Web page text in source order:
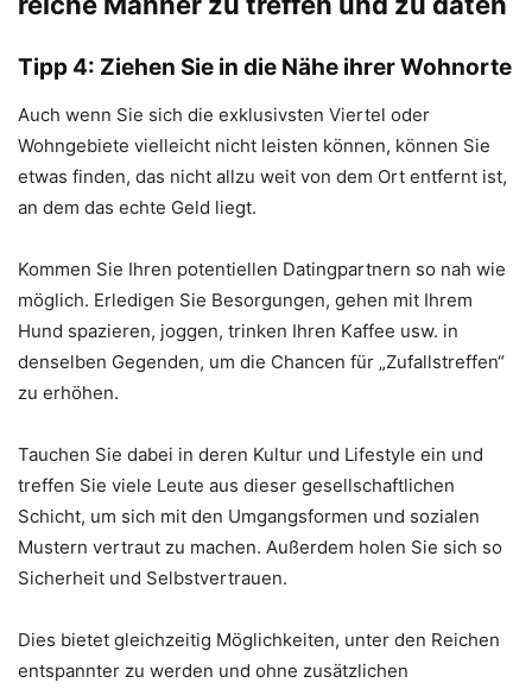
Tipp 4: Ziehen Sie in die Nähe ihrer Wohnorte
Auch wenn Sie sich die exklusivsten Viertel oder
Wohngebiete vielleicht nicht leisten können, können Sie
etwas finden, das nicht allzu weit von dem Ort entfernt ist,
an dem das echte Geld liegt.
Kommen Sie Ihren potentiellen Datingpartnern so nah wie
möglich. Erledigen Sie Besorgungen, gehen mit Ihrem
Hund spazieren, joggen, trinken Ihren Kaffee usw. in
denselben Gegenden, um die Chancen für „Zufallstreffen“
zu erhöhen.
Tauchen Sie dabei in deren Kultur und Lifestyle ein und
treffen Sie viele Leute aus dieser gesellschaftlichen
Schicht, um sich mit den Umgangsformen und sozialen
Mustern vertraut zu machen. Außerdem holen Sie sich so
Sicherheit und Selbstvertrauen.
Dies bietet gleichzeitig Möglichkeiten, unter den Reichen
entspannter zu werden und ohne zusätzlichen